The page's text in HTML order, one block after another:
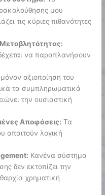
μου
τις κύριες πιθανότητες
να παραπλανήσουν
αξιοποίηση του
τα συμπληρωματικά
την ουσιαστική
Αποφάσεις: Τα
απαιτούν λογική
Κανένα σύστημα
δεν εκτοπίζει την
χρηματική